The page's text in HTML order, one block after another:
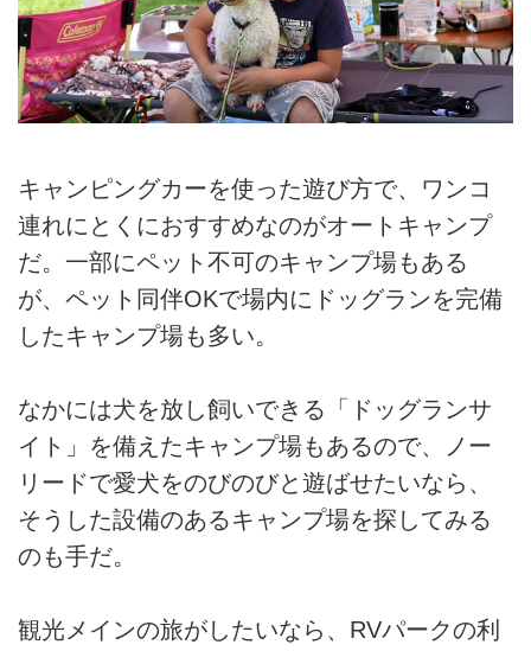
キャンピングカーを使った遊び方で、ワンコ
連れにとくにおすすめなのがオートキャンプ
だ。一部にペット不可のキャンプ場もある
が、ペット同伴OKで場内にドッグランを完備
したキャンプ場も多い。
なかには犬を放し飼いできる「ドッグランサ
イト」を備えたキャンプ場もあるので、ノー
リードで愛犬をのびのびと遊ばせたいなら、
そうした設備のあるキャンプ場を探してみる
のも手だ。
観光メインの旅がしたいなら、RVパークの利